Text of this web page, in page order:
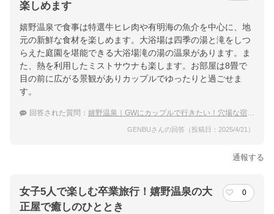
楽しめます
嬉野温泉で食事は特選牛ヒレ肉や有明海の魚介を中心に、地
元の新鮮な食材を楽しめます。大浴場は四季の湯と滝をしつ
らえた庭園を堪能できる大浴場滝の湯の温泉があります。ま
た、熱を利用したミストサウナも楽します。お部屋は8畳で
目の前に広がる景観がありカップルでゆったりと過ごせま
す。
回答された質問： 嬉野温泉｜GWにカップルで行きたい！穴場な宿のおすすめは？
GENBUさんの回答（投稿日：2025/4/21）
通報する
女子5人で楽しむ卒業旅行！嬉野温泉の大
正屋で癒しのひととき
0